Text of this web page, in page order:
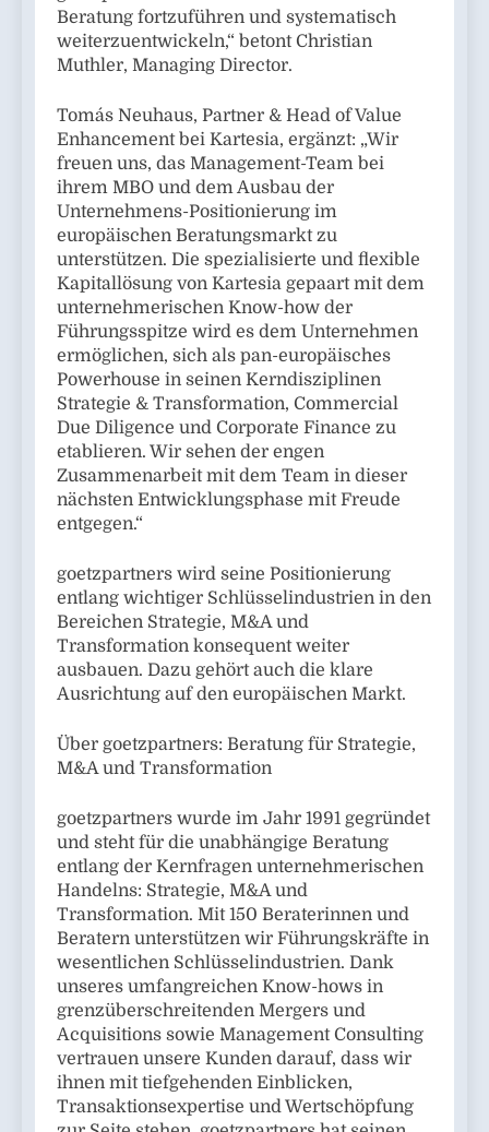
Beratung fortzuführen und systematisch
weiterzuentwickeln,“ betont Christian
Muthler, Managing Director.
Tomás Neuhaus, Partner & Head of Value
Enhancement bei Kartesia, ergänzt: „Wir
freuen uns, das Management-Team bei
ihrem MBO und dem Ausbau der
Unternehmens-Positionierung im
europäischen Beratungsmarkt zu
unterstützen. Die spezialisierte und flexible
Kapitallösung von Kartesia gepaart mit dem
unternehmerischen Know-how der
Führungsspitze wird es dem Unternehmen
ermöglichen, sich als pan-europäisches
Powerhouse in seinen Kerndisziplinen
Strategie & Transformation, Commercial
Due Diligence und Corporate Finance zu
etablieren. Wir sehen der engen
Zusammenarbeit mit dem Team in dieser
nächsten Entwicklungsphase mit Freude
entgegen.“
goetzpartners wird seine Positionierung
entlang wichtiger Schlüsselindustrien in den
Bereichen Strategie, M&A und
Transformation konsequent weiter
ausbauen. Dazu gehört auch die klare
Ausrichtung auf den europäischen Markt.
Über goetzpartners: Beratung für Strategie,
M&A und Transformation
goetzpartners wurde im Jahr 1991 gegründet
und steht für die unabhängige Beratung
entlang der Kernfragen unternehmerischen
Handelns: Strategie, M&A und
Transformation. Mit 150 Beraterinnen und
Beratern unterstützen wir Führungskräfte in
wesentlichen Schlüsselindustrien. Dank
unseres umfangreichen Know-hows in
grenzüberschreitenden Mergers und
Acquisitions sowie Management Consulting
vertrauen unsere Kunden darauf, dass wir
ihnen mit tiefgehenden Einblicken,
Transaktionsexpertise und Wertschöpfung